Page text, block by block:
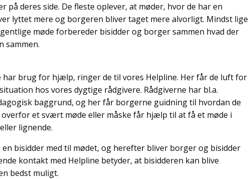
på deres side. De fleste oplever, at møder, hvor de har en
lyttet mere og borgeren bliver taget mere alvorligt. Mindst lige
møde forbereder bisidder og borger sammen hvad der
sammen.
brug for hjælp, ringer de til vores Helpline. Her får de luft for
hos vores dygtige rådgivere. Rådgiverne har bl.a.
baggrund, og her får borgerne guidning til hvordan de
et svært møde eller måske får hjælp til at få et møde i
lignende.
bisidder med til mødet, og herefter bliver borger og bisidder
kontakt med Helpline betyder, at bisidderen kan blive
bedst muligt.